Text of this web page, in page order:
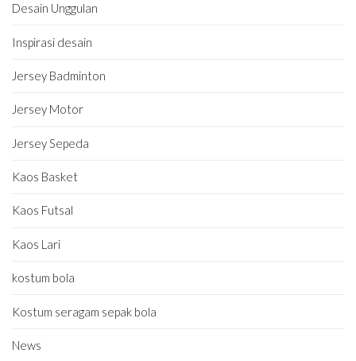
Desain Unggulan
Inspirasi desain
Jersey Badminton
Jersey Motor
Jersey Sepeda
Kaos Basket
Kaos Futsal
Kaos Lari
kostum bola
Kostum seragam sepak bola
News